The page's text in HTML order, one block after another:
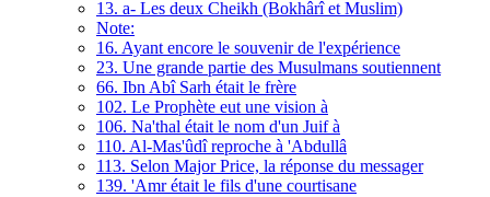
13. a- Les deux Cheikh (Bokhârî et Muslim)
Note:
16. Ayant encore le souvenir de l'expérience
23. Une grande partie des Musulmans soutiennent
66. Ibn Abî Sarh était le frère
102. Le Prophète eut une vision à
106. Na'thal était le nom d'un Juif à
110. Al-Mas'ûdî reproche à 'Abdullâ
113. Selon Major Price, la réponse du messager
139. 'Amr était le fils d'une courtisane